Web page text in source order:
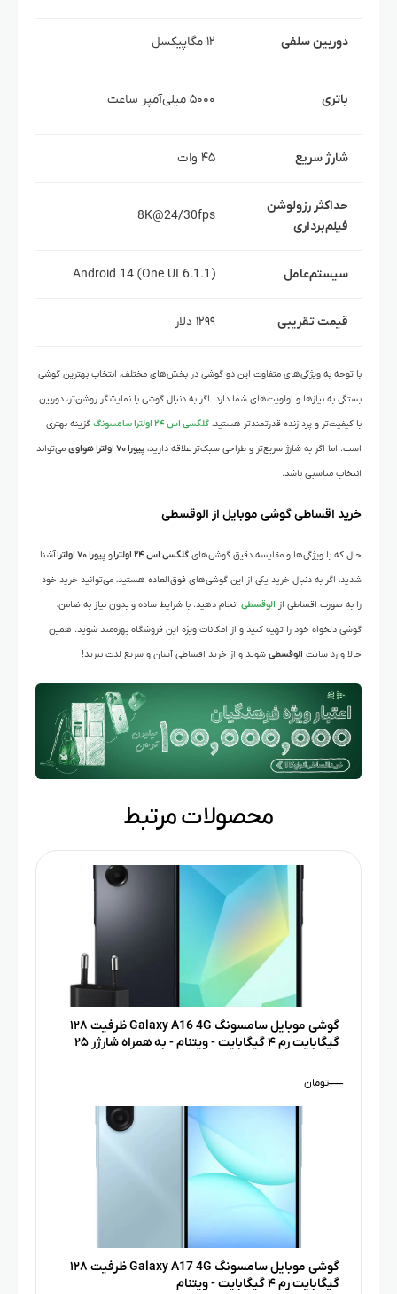
دوربین سلفی ۱۲ مگاپیکسل
باتری ۵۰۰۰ میلی‌آمپر ساعت
شارژ سریع ۴۵ وات
حداکثر رزولوشن
فیلم‌برداری
8K@24/30fps
سیستم‌عامل Android 14 (One UI 6.1.1)
قیمت تقریبی ۱۲۹۹ دلار
با توجه به ویژگی‌های متفاوت این دو گوشی در بخش‌های مختلف، انتخاب بهترین گوشی
بستگی به نیازها و اولویت‌های شما دارد. اگر به دنبال گوشی با نمایشگر روشن‌تر، دوربین
با کیفیت‌تر و پردازنده قدرتمندتر هستید، گلکسی اس ۲۴ اولترا سامسونگ گزینه بهتری
است. اما اگر به شارژ سریع‌تر و طراحی سبک‌تر علاقه دارید، پیورا ۷۰ اولترا هواوی می‌تواند
انتخاب مناسبی باشد.
خرید اقساطی گوشی موبایل از الوقسطی
حال که با ویژگی‌ها و مقایسه دقیق گوشی‌های گلکسی اس ۲۴ اولترا و پیورا ۷۰ اولترا آشنا
شدید، اگر به دنبال خرید یکی از این گوشی‌های فوق‌العاده هستید، می‌توانید خرید خود
را به صورت اقساطی از الوقسطی انجام دهید. با شرایط ساده و بدون نیاز به ضامن،
گوشی دلخواه خود را تهیه کنید و از امکانات ویژه این فروشگاه بهره‌مند شوید. همین
حالا وارد سایت الوقسطی شوید و از خرید اقساطی آسان و سریع لذت ببرید!
محصولات مرتبط
گوشی موبایل سامسونگ Galaxy A16 4G ظرفیت ۱۲۸
گیگابایت رم ۴ گیگابایت - ویتنام - به همراه شارژر ۲۵
—تومان
گوشی موبایل سامسونگ Galaxy A17 4G ظرفیت ۱۲۸
گیگابایت رم ۴ گیگابایت - ویتنام